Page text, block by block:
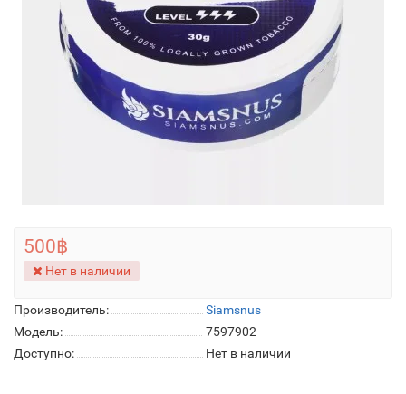
Производитель:
Siamsnus
Модель:
7597902
Доступно:
Нет в наличии
500฿
Нет в наличии